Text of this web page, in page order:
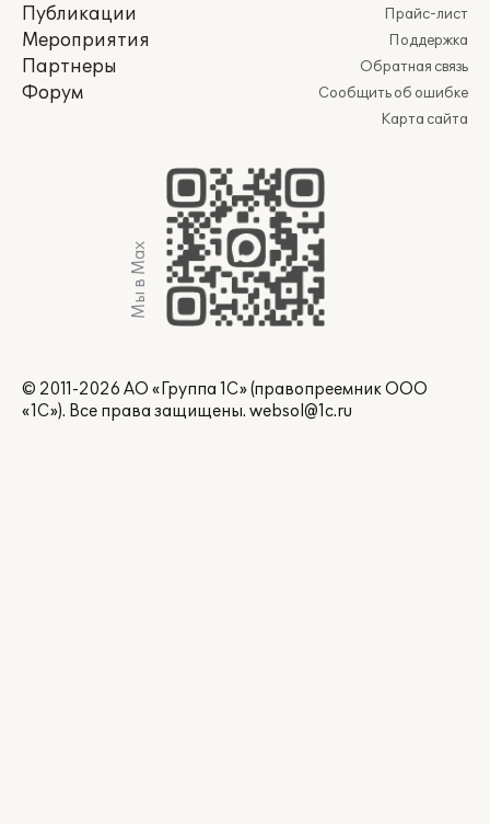
Публикации
Мероприятия
Партнеры
Форум
Прайс-лист
Поддержка
Обратная связь
Сообщить об ошибке
Карта сайта
Мы в Max
© 2011-2026 АО «Группа 1С» (правопреемник ООО
«1С»). Все права защищены. websol@1c.ru